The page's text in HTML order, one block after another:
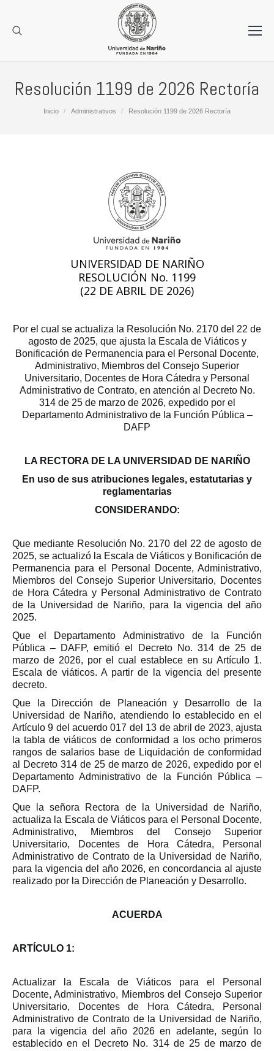
Resolución 1199 de 2026 Rectoría
Estás aquí:
Inicio Administrativos Resolución 1199 de 2026 Rectoría
UNIVERSIDAD DE NARIÑO
RESOLUCIÓN No. 1199
(22 DE ABRIL DE 2026)
Por el cual se actualiza la Resolución No. 2170 del 22 de
agosto de 2025, que ajusta la Escala de Viáticos y
Bonificación de Permanencia para el Personal Docente,
Administrativo, Miembros del Consejo Superior
Universitario, Docentes de Hora Cátedra y Personal
Administrativo de Contrato, en atención al Decreto No.
314 de 25 de marzo de 2026, expedido por el
Departamento Administrativo de la Función Pública –
DAFP
LA RECTORA DE LA UNIVERSIDAD DE NARIÑO
En uso de sus atribuciones legales, estatutarias y
reglamentarias
CONSIDERANDO:
Que mediante Resolución No. 2170 del 22 de agosto de
2025, se actualizó la Escala de Viáticos y Bonificación de
Permanencia para el Personal Docente, Administrativo,
Miembros del Consejo Superior Universitario, Docentes
de Hora Cátedra y Personal Administrativo de Contrato
de la Universidad de Nariño, para la vigencia del año
2025.
Que el Departamento Administrativo de la Función
Pública – DAFP, emitió el Decreto No. 314 de 25 de
marzo de 2026, por el cual establece en su Artículo 1.
Escala de viáticos. A partir de la vigencia del presente
decreto.
Que la Dirección de Planeación y Desarrollo de la
Universidad de Nariño, atendiendo lo establecido en el
Artículo 9 del acuerdo 017 del 13 de abril de 2023, ajusta
la tabla de viáticos de conformidad a los ocho primeros
rangos de salarios base de Liquidación de conformidad
al Decreto 314 de 25 de marzo de 2026, expedido por el
Departamento Administrativo de la Función Pública –
DAFP.
Que la señora Rectora de la Universidad de Nariño,
actualiza la Escala de Viáticos para el Personal Docente,
Administrativo, Miembros del Consejo Superior
Universitario, Docentes de Hora Cátedra, Personal
Administrativo de Contrato de la Universidad de Nariño,
para la vigencia del año 2026, en concordancia al ajuste
realizado por la Dirección de Planeación y Desarrollo.
ACUERDA
ARTÍCULO 1:
Actualizar la Escala de Viáticos para el Personal
Docente, Administrativo, Miembros del Consejo Superior
Universitario, Docentes de Hora Cátedra, Personal
Administrativo de Contrato de la Universidad de Nariño,
para la vigencia del año 2026 en adelante, según lo
establecido en el Decreto No. 314 de 25 de marzo de